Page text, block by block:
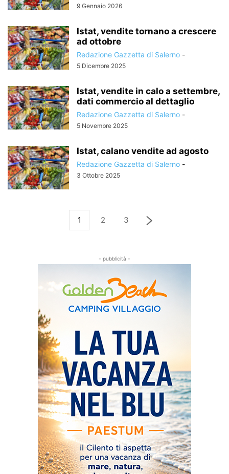
9 Gennaio 2026
Istat, vendite tornano a crescere
ad ottobre
Redazione Gazzetta di Salerno -
5 Dicembre 2025
Istat, vendite in calo a settembre,
dati commercio al dettaglio
Redazione Gazzetta di Salerno -
5 Novembre 2025
Istat, calano vendite ad agosto
Redazione Gazzetta di Salerno -
3 Ottobre 2025
1 2 3
- pubblicità -